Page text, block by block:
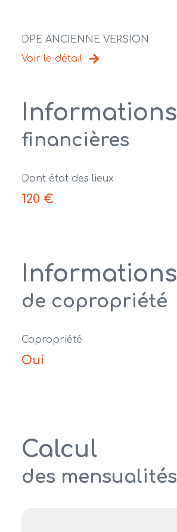
DPE ANCIENNE VERSION
Voir le détail
Informations
financières
Dont état des lieux
120 €
Informations
de copropriété
Copropriété
Oui
Calcul
des mensualités